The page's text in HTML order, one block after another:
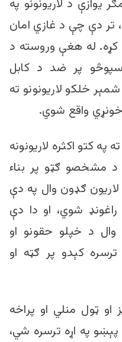
د لاریونونو په
تر دې چې د غازي امان
کړه. له هغې وروسته د
پر ضد د کابل
خلکو لاریونونو ته
خونړي واقع شوي.
په کتو اکثره لاریونونه
د مشخصو ګټو پر بناء
ګډون وال په دې
شوي، او دا دې
د خپلو حقونو او
ترسره کېدو پر ګټه او
ټول منلي او پراخه
پېښو په اړه ترسره شي،